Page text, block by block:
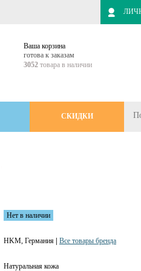
Ваша корзина
готова к заказам
3052 товара в наличии
СКИДКИ
Нет в наличии
HKM, Германия| Все товары бренда
Натуральная кожа